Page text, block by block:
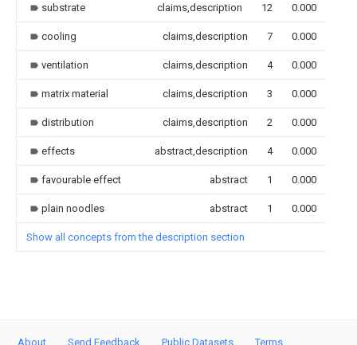
substrate claims,description 12 0.000
cooling claims,description 7 0.000
ventilation claims,description 4 0.000
matrix material claims,description 3 0.000
distribution claims,description 2 0.000
effects abstract,description 4 0.000
favourable effect abstract 1 0.000
plain noodles abstract 1 0.000
Show all concepts from the description section
About Send Feedback Public Datasets Terms